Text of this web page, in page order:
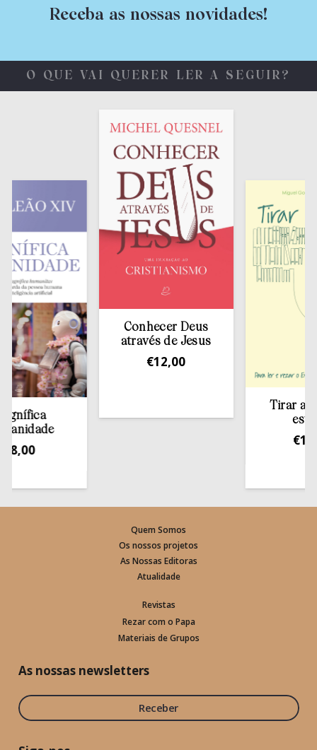
Receba as nossas novidades!
O QUE VAI QUERER LER A SEGUIR?
Conhecer Deus
através de Jesus
12,00
Tirar a Bíblia
estante
13,50
Quem Somos
Os nossos projetos
As Nossas Editoras
Atualidade
Revistas
Rezar com o Papa
Materiais de Grupos
As nossas newsletters
Receber